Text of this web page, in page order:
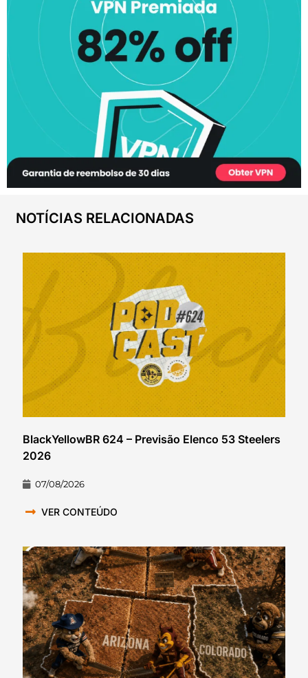
NOTÍCIAS RELACIONADAS
BlackYellowBR 624 – Previsão Elenco 53 Steelers
2026
07/08/2026
VER CONTEÚDO